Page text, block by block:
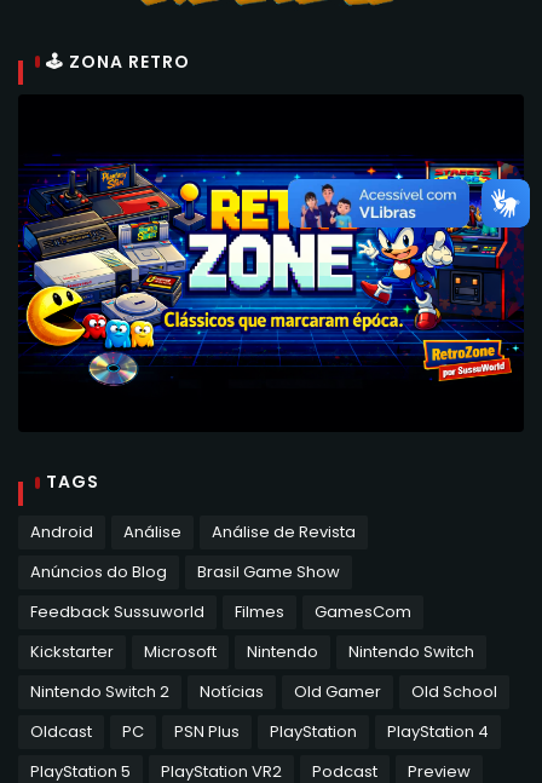
🕹 ZONA RETRO
TAGS
Android Análise
Análise de Revista
Anúncios do Blog
Brasil Game Show
Feedback Sussuworld
Filmes
GamesCom
Kickstarter
Microsoft Nintendo
Nintendo Switch
Nintendo Switch 2
Notícias Old Gamer
Old School
Oldcast
PC PSN Plus PlayStation
PlayStation 4
PlayStation 5
PlayStation VR2 Podcast
Preview